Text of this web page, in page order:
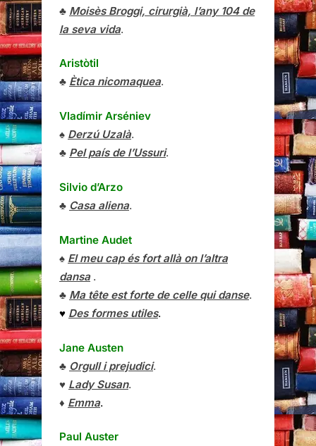
♣ Moisès Broggi, cirurgià, l’any 104 de
la seva vida.
Aristòtil
♣ Ètica nicomaquea.
Vladímir Arséniev
♠ Derzú Uzalà.
♣ Pel país de l’Ussuri.
Silvio d’Arzo
♣ Casa aliena.
Martine Audet
♠ El meu cap és fort allà on l’altra
dansa.
♣ Ma tête est forte de celle qui danse.
♥ Des formes utiles.
Jane Austen
♣ Orgull i prejudici.
♥ Lady Susan.
♦ Emma.
Paul Auster